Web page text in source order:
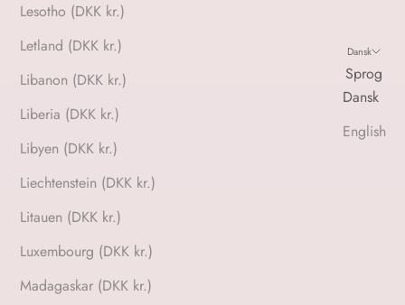
Lesotho (DKK kr.)
Letland (DKK kr.)
Libanon (DKK kr.)
Liberia (DKK kr.)
Libyen (DKK kr.)
Liechtenstein (DKK kr.)
Litauen (DKK kr.)
Luxembourg (DKK kr.)
Madagaskar (DKK kr.)
Dansk
Sprog
Dansk
English